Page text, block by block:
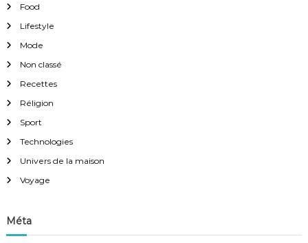
Food
Lifestyle
Mode
Non classé
Recettes
Réligion
Sport
Technologies
Univers de la maison
Voyage
Méta